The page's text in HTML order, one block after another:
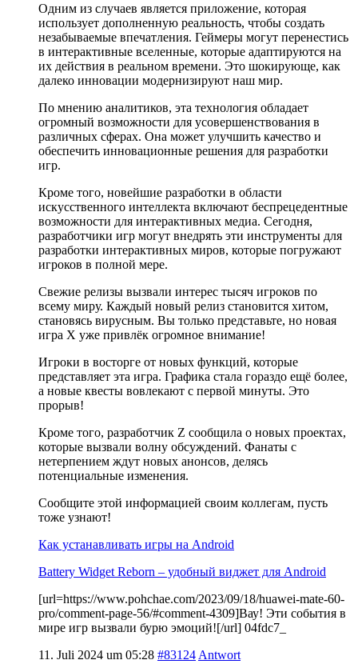
Одним из случаев является приложение, которая
использует дополненную реальность, чтобы создать
незабываемые впечатления. Геймеры могут перенестись
в интерактивные вселенные, которые адаптируются на
их действия в реальном времени. Это шокирующе, как
далеко инновации модернизируют наш мир.
По мнению аналитиков, эта технология обладает
огромный возможности для усовершенствования в
различных сферах. Она может улучшить качество и
обеспечить инновационные решения для разработки
игр.
Кроме того, новейшие разработки в области
искусственного интеллекта включают беспрецедентные
возможности для интерактивных медиа. Сегодня,
разработчики игр могут внедрять эти инструменты для
разработки интерактивных миров, которые погружают
игроков в полной мере.
Свежие релизы вызвали интерес тысяч игроков по
всему миру. Каждый новый релиз становится хитом,
становясь вирусным. Вы только представьте, но новая
игра X уже привлёк огромное внимание!
Игроки в восторге от новых функций, которые
представляет эта игра. Графика стала гораздо ещё более,
а новые квесты вовлекают с первой минуты. Это
прорыв!
Кроме того, разработчик Z сообщила о новых проектах,
которые вызвали волну обсуждений. Фанаты с
нетерпением ждут новых анонсов, делясь
потенциальные изменения.
Сообщите этой информацией своим коллегам, пусть
тоже узнают!
Как устанавливать игры на Android
Battery Widget Reborn – удобный виджет для Android
[url=https://www.pohchae.com/2023/09/18/huawei-mate-60-
pro/comment-page-56/#comment-4309]Вау! Эти события в
мире игр вызвали бурю эмоций![/url] 04fdc7_
11. Juli 2024 um 05:28 #83124 Antwort